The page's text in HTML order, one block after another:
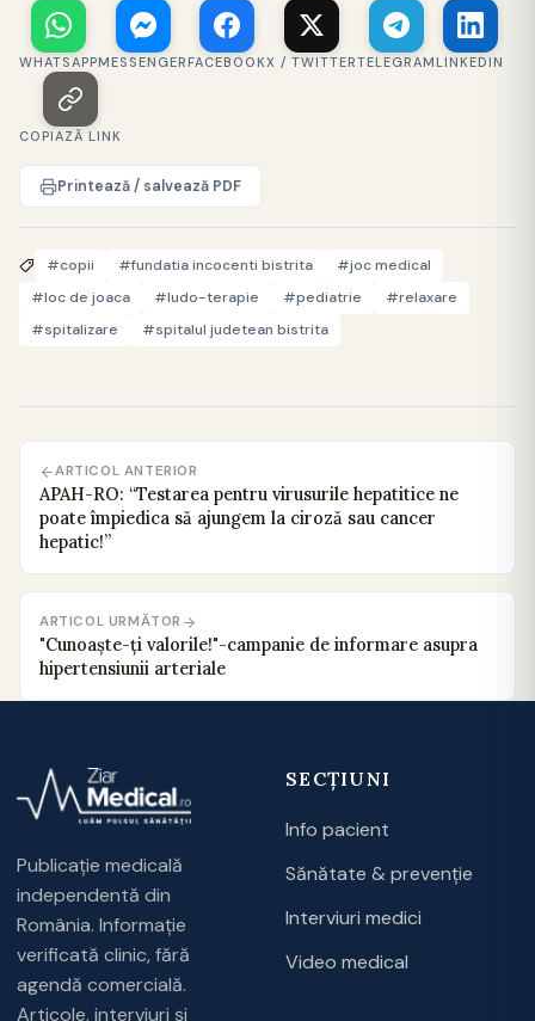
WHATSAPPMESSENGERFACEBOOKX / TWITTERTELEGRAMLINKEDIN
COPIAZĂ LINK
Printează / salvează PDF
#copii #fundatia incocenti bistrita
#joc medical
#loc de joaca
#ludo-terapie #pediatrie
#relaxare
#spitalizare
#spitalul judetean bistrita
ARTICOL ANTERIOR
APAH-RO: “Testarea pentru virusurile hepatitice ne
poate împiedica să ajungem la ciroză sau cancer
hepatic!”
ARTICOL URMĂTOR
"Cunoaşte-ţi valorile!"-campanie de informare asupra
hipertensiunii arteriale
Publicație medicală
independentă din
România. Informație
verificată clinic, fără
agendă comercială.
Articole, interviuri și
SECȚIUNI
Info pacient
Sănătate & prevenție
Interviuri medici
Video medical